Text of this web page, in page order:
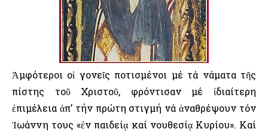
Ἀμφότεροι οἱ γονεῖς ποτισμένοι μέ τά νάματα τῆς
πίστης τοῦ Χριστοῦ, φρόντισαν μέ ἰδιαίτερη
ἐπιμέλεια ἀπ’ τήν πρώτη στιγμή νά ἀναθρέψουν τόν
Ἰωάννη τους «ἐν παιδείᾳ καί νουθεσίᾳ Κυρίου». Καί